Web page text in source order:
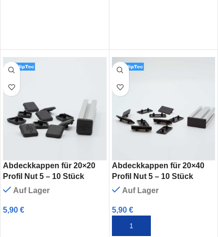
Abdeckkappen für 20×20
Profil Nut 5 – 10 Stück
Auf Lager
5,90 €
Abdeckkappen für 20×40
Profil Nut 5 – 10 Stück
Auf Lager
5,90 €
IN DEN WARENKORB